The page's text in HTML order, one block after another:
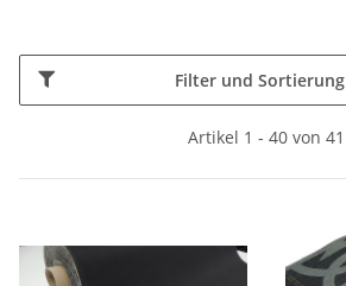
Filter und Sortierung
Artikel 1 - 40 von 41